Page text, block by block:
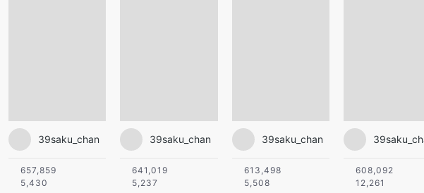
39saku_chan
657,859
5,430
39saku_chan
641,019
5,237
39saku_chan
613,498
5,508
608,092
12,261